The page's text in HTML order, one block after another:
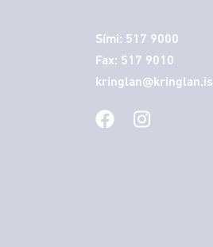
Sími: 517 9000
Fax: 517 9010
kringlan@kringlan.is